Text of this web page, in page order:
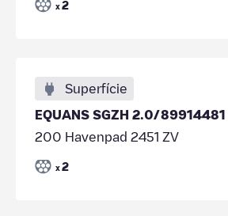
x 2
Superfície
EQUANS SGZH 2.0/89914481
200 Havenpad 2451 ZV
x 2